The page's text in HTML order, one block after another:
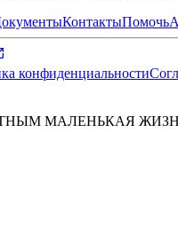
КонтактыПомочь
конфиденциальности
МАЛЕНЬКАЯ